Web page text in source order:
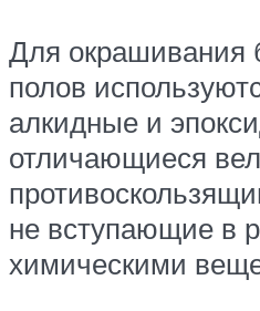
Для окрашивания
полов
алкидные и
отличающиеся
не вступающие в
химическими